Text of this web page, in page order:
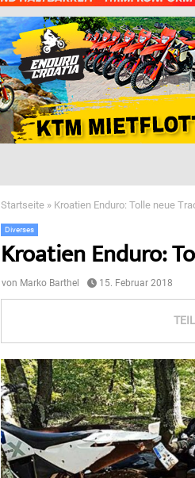
Startseite » Kroatien Enduro: Tolle neue
Diverses
Kroatien Enduro:
von Marko Barthel 15. Februar 2018